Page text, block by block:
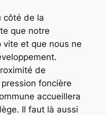
côté de la
que notre
vite et que nous ne
de
foncière
accueillera
Il faut là aussi